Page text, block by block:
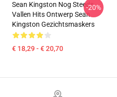
Sean Kingston Nog Steeds
Vallen Hits Ontwerp Sean
Kingston Gezichtsmaskers
€ 18,29 - € 20,70
-20%